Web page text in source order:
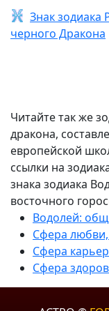
Знак зодиака
черного Дракона
Читайте так же
дракона,
европейской
ссылки на
знака зодиака
восточного
Водолей:
Сфера любви,
Сфера
Сфера